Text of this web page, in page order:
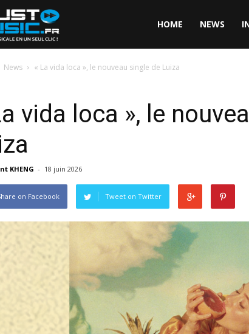
HOME NEWS
News « La vida loca », le nouveau single de Luiza
vida loca », le
KHENG - 18 juin 2026
on Facebook Tweet on Twitter